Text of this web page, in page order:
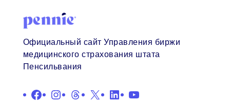
Официальный сайт Управления биржи
медицинского страхования штата
Пенсильвания
Facebook
Instagram
Нитки
X LinkedInYouTube